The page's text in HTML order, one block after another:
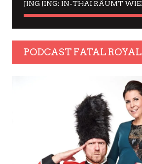
PODCAST FATAL ROYAL